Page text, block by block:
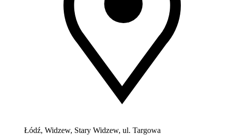
Łódź, Widzew, Stary Widzew, ul. Targowa